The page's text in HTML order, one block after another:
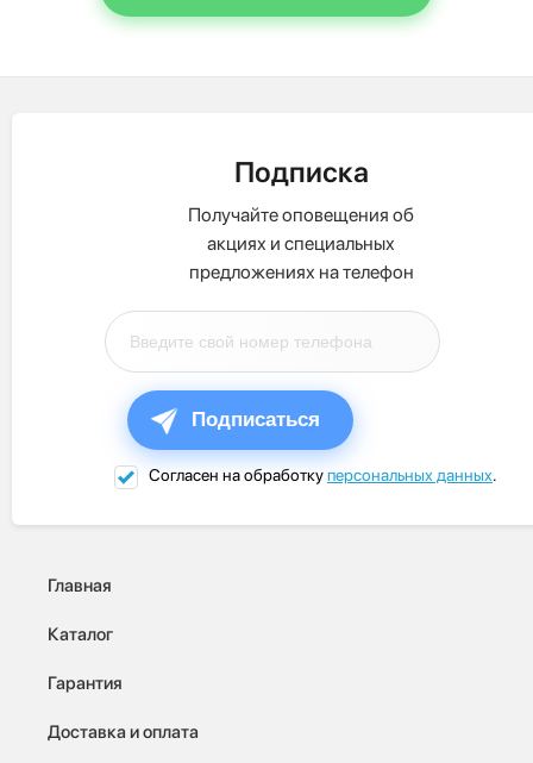
Подписка
Получайте оповещения об
акциях и специальных
предложениях на телефон
Подписаться
Согласен на обработкуперсональных данных.
Главная
Каталог
Гарантия
Доставка и оплата